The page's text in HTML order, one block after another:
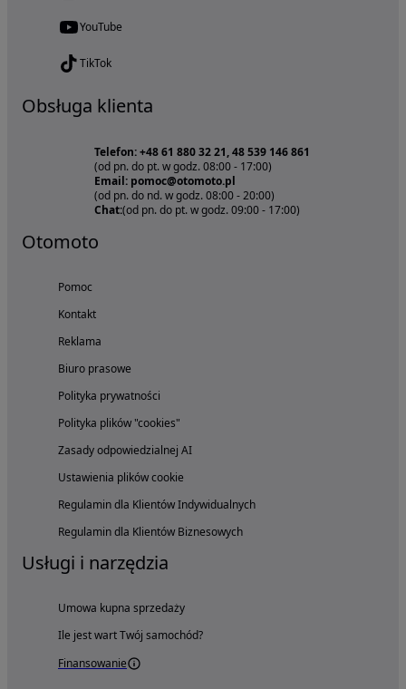
YouTube
TikTok
Obsługa klienta
Telefon: +48 61 880 32 21, 48 539 146 861
(od pn. do pt. w godz. 08:00 - 17:00)
Email: pomoc@otomoto.pl
(od pn. do nd. w godz. 08:00 - 20:00)
Chat:(od pn. do pt. w godz. 09:00 - 17:00)
Otomoto
Pomoc
Kontakt
Reklama
Biuro prasowe
Polityka prywatności
Polityka plików "cookies"
Zasady odpowiedzialnej AI
Ustawienia plików cookie
Regulamin dla Klientów Indywidualnych
Regulamin dla Klientów Biznesowych
Usługi i narzędzia
Umowa kupna sprzedaży
Ile jest wart Twój samochód?
Finansowanie